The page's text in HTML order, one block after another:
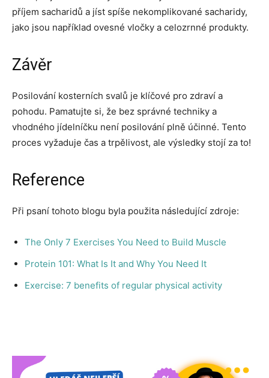
příjem sacharidů a jíst spíše nekomplikované sacharidy,
jako jsou například ovesné vločky a celozrnné produkty.
Závěr
Posilování kosterních svalů je klíčové pro zdraví a
pohodu. Pamatujte si, že bez správné techniky a
vhodného jídelníčku není posilování plně účinné. Tento
proces vyžaduje čas a trpělivost, ale výsledky stojí za to!
Reference
Při psaní tohoto blogu byla použita následující zdroje:
The Only 7 Exercises You Need to Build Muscle
Protein 101: What Is It and Why You Need It
Exercise: 7 benefits of regular physical activity